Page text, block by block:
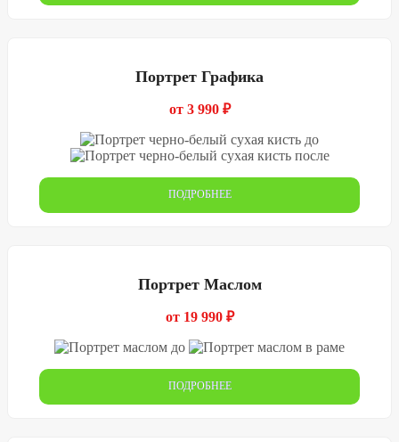
Портрет Графика
от 3 990 ₽
ПОДРОБНЕЕ
Портрет Маслом
от 19 990 ₽
ПОДРОБНЕЕ